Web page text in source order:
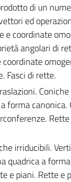
di un
ed
coordinate
angolari di
Fasci di rette.
forma
irriducibili.
quadrica a
e piani. Rette e